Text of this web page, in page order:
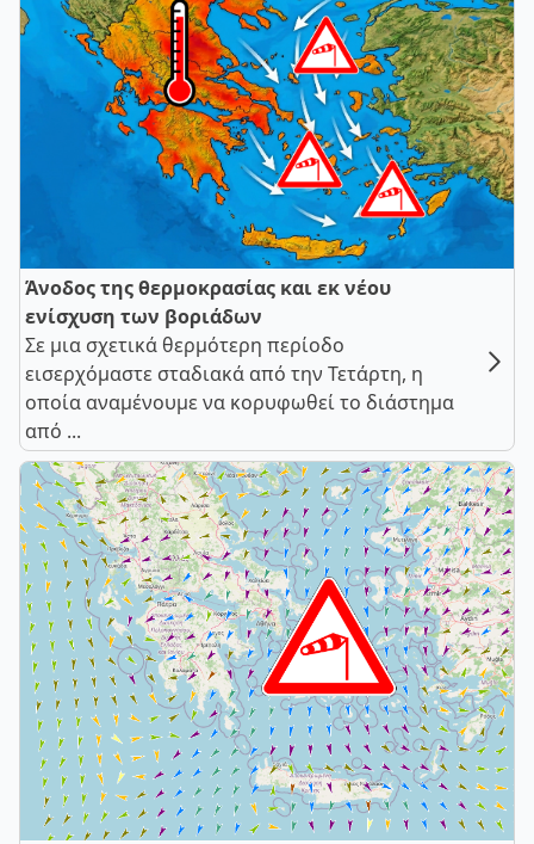
Άνοδος της θερμοκρασίας και εκ νέου
ενίσχυση των βοριάδων
Σε μια σχετικά θερμότερη περίοδο
εισερχόμαστε σταδιακά από την Τετάρτη, η
οποία αναμένουμε να κορυφωθεί το διάστημα
από ...